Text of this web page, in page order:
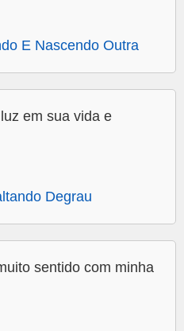
E Nascendo Outra
em sua vida e
Degrau
sentido com minha